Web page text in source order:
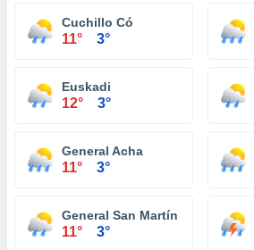
Cuchillo Có
11° 3°
Euskadi
12° 3°
General Acha
11° 3°
General San Martín
11° 3°